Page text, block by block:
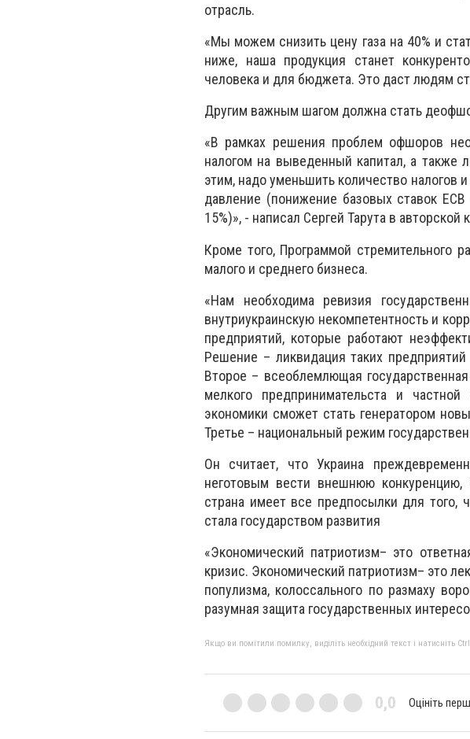
отрасль.
«Мы можем снизить цену газа на 40% и
ниже, наша продукция станет
человека и для бюджета. Это даст людям
Другим важным шагом должна стать
«В рамках решения проблем офшоров
налогом на выведенный капитал, а также
этим, надо уменьшить количество налогов
давление (понижение базовых ставок
15%)», - написал Сергей Тарута в авторской
Кроме того, Программой стремительного
малого и среднего бизнеса.
«Нам необходима ревизия
внутриукраинскую некомпетентность и
предприятий, которые работают
Решение – ликвидация таких
Второе – всеоблемлющая
мелкого предпринимательста и
экономики сможет стать генератором
Третье – национальный режим
Он считает, что Украина
неготовым вести внешнюю конкуренцию,
страна имеет все предпосылки для того,
стала государством развития
«Экономический патриотизм– это
кризис. Экономический патриотизм– это
популизма, колоссального по размаху
разумная защита государственных
Якщо ви помітили помилку, виділіть необхідний текст і натисніть
0,0 Оцініть